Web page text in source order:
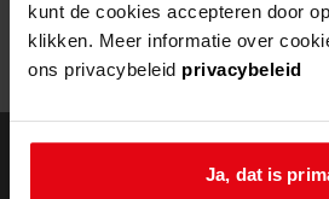
kunt de cookies accepteren door
klikken. Meer informatie over
ons privacybeleid privacybeleid
Ja, dat is
een verouderde bladwijzer/favoriet
een zoekmachine heeft eenverouderde
eenfout getyptadres